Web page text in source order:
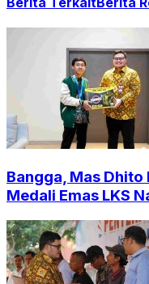
Bangga, Mas Dhito
Medali Emas LKS